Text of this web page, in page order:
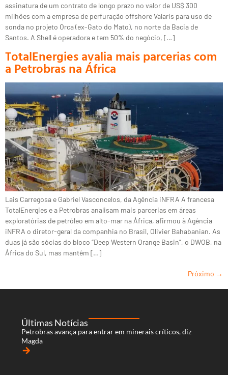
assinatura de um contrato de longo prazo no valor de US$ 300
milhões com a empresa de perfuração offshore Valaris para uso de
sonda no projeto Orca (ex-Gato do Mato), no norte da Bacia de
Santos. A Shell é operadora e tem 50% do negócio, […]
TotalEnergies avalia mais parcerias com
a Petrobras na África
Lais Carregosa e Gabriel Vasconcelos, da Agência iNFRA A francesa
TotalEnergies e a Petrobras analisam mais parcerias em áreas
exploratórias de petróleo em alto-mar na África, afirmou à Agência
iNFRA o diretor-geral da companhia no Brasil, Olivier Bahabanian. As
duas já são sócias do bloco “Deep Western Orange Basin”, o DWOB, na
África do Sul, mas mantêm […]
Próximo →
Últimas Notícias
Petrobras avança para entrar em minerais críticos, diz
Magda
arrow_forward